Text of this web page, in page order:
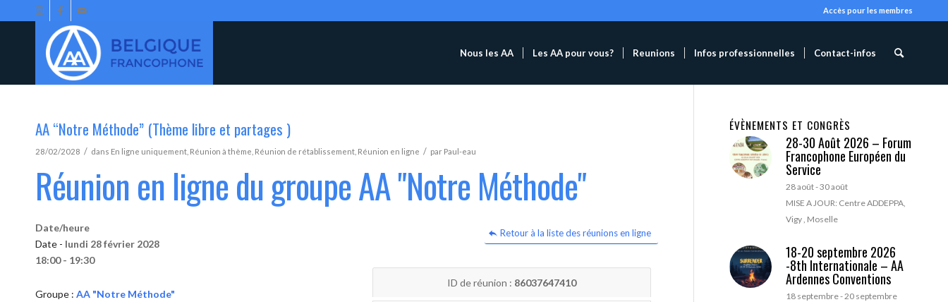
Accès pour les membres
Nous les AA Les AA pour vous? Reunions Infos professionnelles Contact-infos
AA “Notre Méthode” (Thème libre et partages )
28/02/2028 / dans En ligne uniquement Réunion à thème Réunion de rétablissement Réunion en ligne / par Paul-eau
Réunion en ligne du groupe AA "Notre Méthode"
Retour à la liste des réunions en ligne
Date/heure
Date - lundi 28 février 2028
18:00 - 19:30
Groupe : AA "Notre Méthode"
ID de réunion : 86037647410
ÉVÈNEMENTS ET CONGRÈS
28-30 Août 2026 – Forum
Francophone Européen du
Service
28 août-30 août
MISE A JOUR: Centre ADDEPPA,
Vigy , Moselle
18-20 septembre 2026
-8th Internationale – AA
Ardennes Conventions
18 septembre-20 septembre